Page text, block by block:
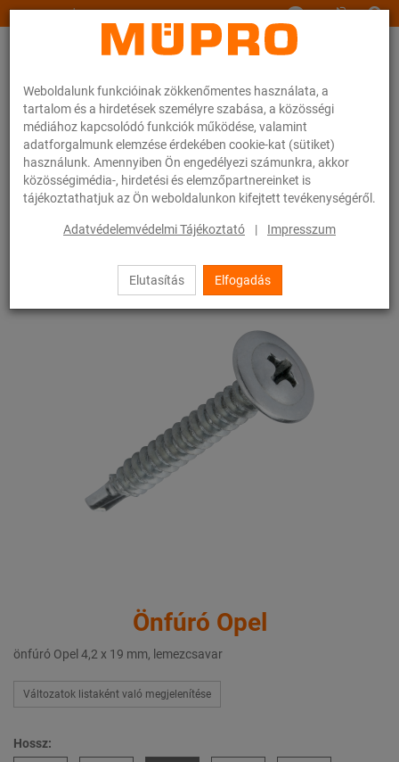
Weboldalunk funkcióinak zökkenőmentes használata, a
tartalom és a hirdetések személyre szabása, a közösségi
médiához kapcsolódó funkciók működése, valamint
adatforgalmunk elemzése érdekében cookie-kat (sütiket)
használunk. Amennyiben Ön engedélyezi számunkra, akkor
közösségimédia-, hirdetési és elemzőpartnereinket is
tájékoztathatjuk az Ön weboldalunkon kifejtett tevékenységéről.
Adatvédelemvédelmi Tájékoztató | Impresszum
Elutasítás Elfogadás
www.muepro.hu
Webáruhàz Rögzítéstechnika Szerelési anyagok Önfúró Opel
14 / 83
Önfúró Opel
önfúró Opel 4,2 x 19 mm, lemezcsavar
Változatok listaként való megjelenítése
Hossz: